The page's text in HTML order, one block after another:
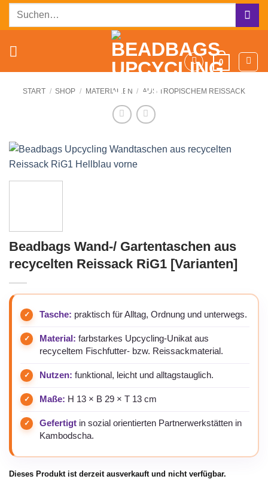
ZumSuchen
0
START / SHOP / MATERIALIEN / AUS TROPISCHEM REISSACK
Beadbags Wand-/ Gartentaschen aus
recycelten Reissack RiG1 [Varianten]
Tasche: praktisch für Alltag, Ordnung und unterwegs.
Material: farbstarkes Upcycling-Unikat aus
recyceltem Fischfutter- bzw. Reissackmaterial.
Nutzen: funktional, leicht und alltagstauglich.
Maße: H 13 × B 29 × T 13 cm
Gefertigt in sozial orientierten Partnerwerkstätten in
Kambodscha.
Dieses Produkt ist derzeit ausverkauft und nicht verfügbar.